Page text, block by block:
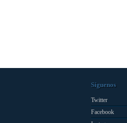
Síguenos
Twitter
Facebook